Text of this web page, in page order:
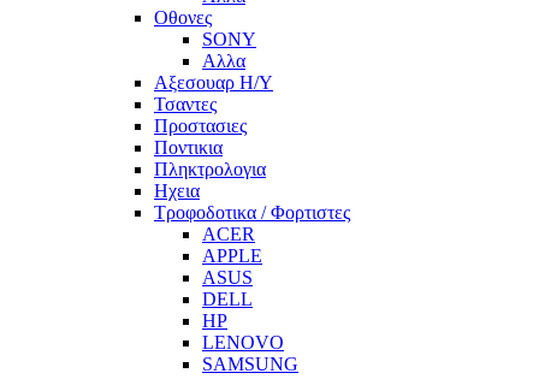
Οθονες
SONY
Αλλα
Αξεσουαρ Η/Υ
Τσαντες
Προστασιες
Ποντικια
Πληκτρολογια
Ηχεια
Τροφοδοτικα / Φορτιστες
ACER
APPLE
ASUS
DELL
HP
LENOVO
SAMSUNG